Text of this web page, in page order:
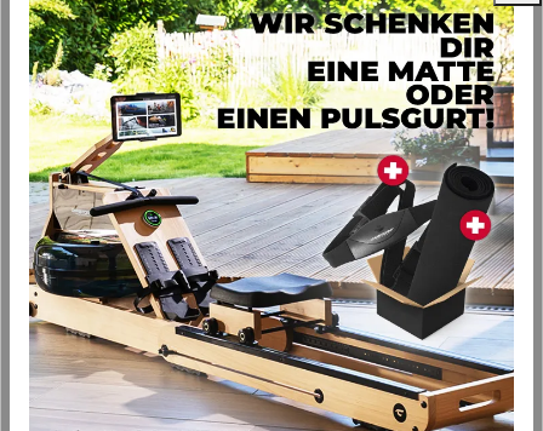
Öffnungszeiten:
Mo. – Do.: 9–16 Uhr
Fr.: 9–15 Uhr
Menu
Produkte
Ausdauersport
Kraftsport
Kleinfitness
Zubehör
Lifestyle
Christopeit GYM
Blog